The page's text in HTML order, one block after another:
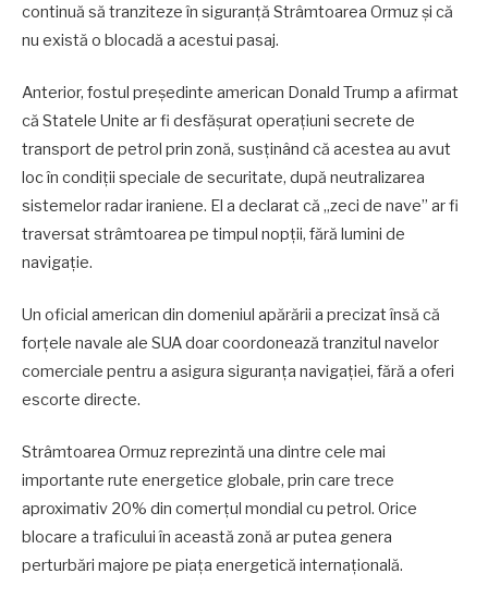
continuă să tranziteze în siguranță Strâmtoarea Ormuz și că
nu există o blocadă a acestui pasaj.
Anterior, fostul președinte american Donald Trump a afirmat
că Statele Unite ar fi desfășurat operațiuni secrete de
transport de petrol prin zonă, susținând că acestea au avut
loc în condiții speciale de securitate, după neutralizarea
sistemelor radar iraniene. El a declarat că „zeci de nave” ar fi
traversat strâmtoarea pe timpul nopții, fără lumini de
navigație.
Un oficial american din domeniul apărării a precizat însă că
forțele navale ale SUA doar coordonează tranzitul navelor
comerciale pentru a asigura siguranța navigației, fără a oferi
escorte directe.
Strâmtoarea Ormuz reprezintă una dintre cele mai
importante rute energetice globale, prin care trece
aproximativ 20% din comerțul mondial cu petrol. Orice
blocare a traficului în această zonă ar putea genera
perturbări majore pe piața energetică internațională.